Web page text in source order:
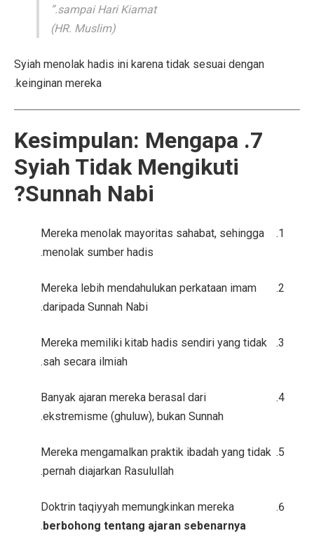
sampai Hari Kiamat.”
(HR. Muslim)
Syiah menolak hadis ini karena tidak sesuai dengan
keinginan mereka.
7. Kesimpulan: Mengapa
Syiah Tidak Mengikuti
Sunnah Nabi?
Mereka menolak mayoritas sahabat, sehingga
menolak sumber hadis.
Mereka lebih mendahulukan perkataan imam
daripada Sunnah Nabi.
Mereka memiliki kitab hadis sendiri yang tidak
sah secara ilmiah.
Banyak ajaran mereka berasal dari
ekstremisme (ghuluw), bukan Sunnah.
Mereka mengamalkan praktik ibadah yang tidak
pernah diajarkan Rasulullah.
Doktrin taqiyyah memungkinkan mereka
berbohong tentang ajaran sebenarnya
.